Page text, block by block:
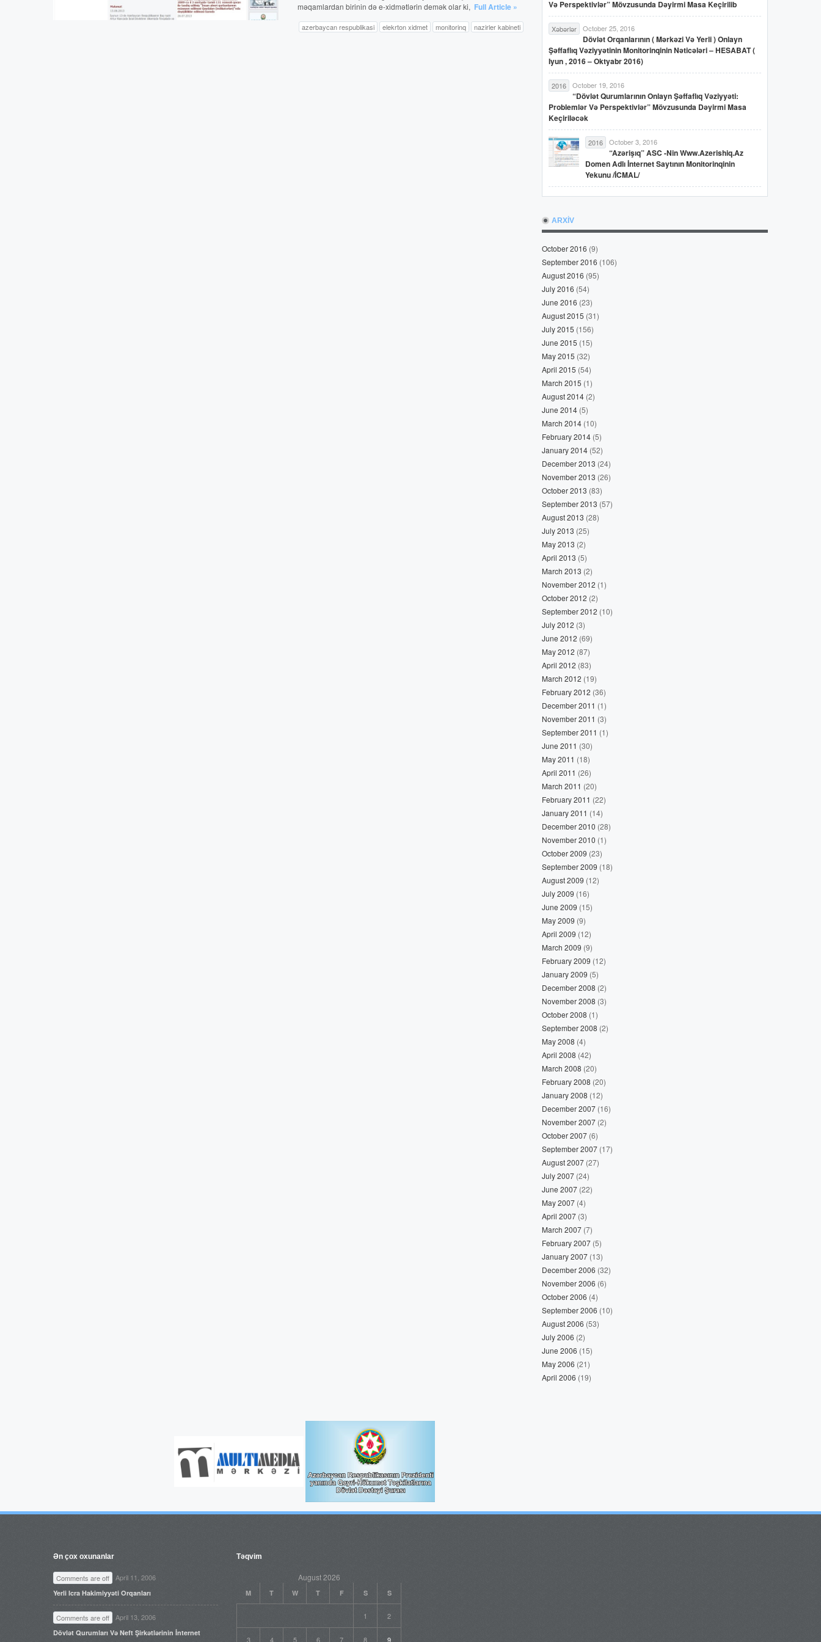
ilə
TÖVSİYƏLƏR
məqamlardan birinin də e-xidmətlərin demək olar ki, Full Article »
azerbaycan respublikasi elekrton xidmet monitorinq nazirler kabineti
Və Perspektivlər” Mövzusunda Dəyirmi Masa Keçirilib
Xəbərlər October 25, 2016
Dövlət Orqanlarının ( Mərkəzi Və Yerli ) Onlayn
Şəffaflıq Vəziyyətinin Monitorinqinin Nəticələri – HESABAT (
Iyun , 2016 – Oktyabr 2016)
2016 October 19, 2016
“Dövlət Qurumlarının Onlayn Şəffaflıq Vəziyyəti:
Problemlər Və Perspektivlər” Mövzusunda Dəyirmi Masa
Keçiriləcək
2016 October 3, 2016
“Azərişıq” ASC -nin Www.azerishiq.az
Domen Adlı İnternet Saytının Monitorinqinin
Yekunu /İCMAL/
ARXİV
October 2016 (9)
September 2016 (106)
August 2016 (95)
July 2016 (54)
June 2016 (23)
August 2015 (31)
July 2015 (156)
June 2015 (15)
May 2015 (32)
April 2015 (54)
March 2015 (1)
August 2014 (2)
June 2014 (5)
March 2014 (10)
February 2014 (5)
January 2014 (52)
December 2013 (24)
November 2013 (26)
October 2013 (83)
September 2013 (57)
August 2013 (28)
July 2013 (25)
May 2013 (2)
April 2013 (5)
March 2013 (2)
November 2012 (1)
October 2012 (2)
September 2012 (10)
July 2012 (3)
June 2012 (69)
May 2012 (87)
April 2012 (83)
March 2012 (19)
February 2012 (36)
December 2011 (1)
November 2011 (3)
September 2011 (1)
June 2011 (30)
May 2011 (18)
April 2011 (26)
March 2011 (20)
February 2011 (22)
January 2011 (14)
December 2010 (28)
November 2010 (1)
October 2009 (23)
September 2009 (18)
August 2009 (12)
July 2009 (16)
June 2009 (15)
May 2009 (9)
April 2009 (12)
March 2009 (9)
February 2009 (12)
January 2009 (5)
December 2008 (2)
November 2008 (3)
October 2008 (1)
September 2008 (2)
May 2008 (4)
April 2008 (42)
March 2008 (20)
February 2008 (20)
January 2008 (12)
December 2007 (16)
November 2007 (2)
October 2007 (6)
September 2007 (17)
August 2007 (27)
July 2007 (24)
June 2007 (22)
May 2007 (4)
April 2007 (3)
March 2007 (7)
February 2007 (5)
January 2007 (13)
December 2006 (32)
November 2006 (6)
October 2006 (4)
September 2006 (10)
August 2006 (53)
July 2006 (2)
June 2006 (15)
May 2006 (21)
April 2006 (19)
Ən çox oxunanlar
Comments are off April 11, 2006
Yerli Icra Hakimiyyəti Orqanları
Comments are off April 13, 2006
Dövlət Qurumları Və Neft Şirkətlərinin İnternet
Təqvim
August 2026
M T W T F S S
1 2
3 4 5 6 7 8 9